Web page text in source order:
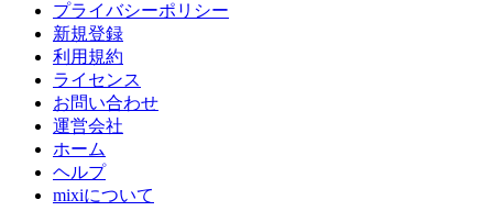
プライバシーポリシー
新規登録
利用規約
ライセンス
お問い合わせ
運営会社
ホーム
ヘルプ
mixiについて